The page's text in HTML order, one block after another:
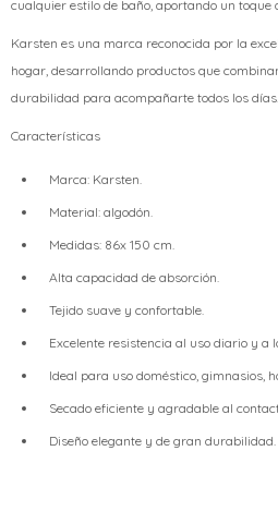
cualquier estilo de baño, aportando un toque
Karsten es una marca reconocida por la
hogar, desarrollando productos que
durabilidad para acompañarte todos los días.
Características
Marca: Karsten.
Material: algodón.
Medidas: 86x 150 cm.
Alta capacidad de absorción.
Tejido suave y confortable.
Excelente resistencia al uso diario y a
Ideal para uso doméstico, gimnasios,
Secado eficiente y agradable al
Diseño elegante y de gran durabilidad.